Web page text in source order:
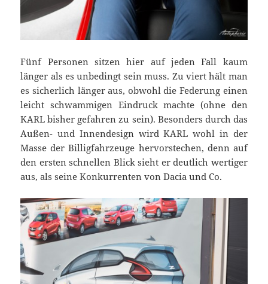
Fünf Personen sitzen hier auf jeden Fall kaum
länger als es unbedingt sein muss. Zu viert hält man
es sicherlich länger aus, obwohl die Federung einen
leicht schwammigen Eindruck machte (ohne den
KARL bisher gefahren zu sein). Besonders durch das
Außen- und Innendesign wird KARL wohl in der
Masse der Billigfahrzeuge hervorstechen, denn auf
den ersten schnellen Blick sieht er deutlich wertiger
aus, als seine Konkurrenten von Dacia und Co.